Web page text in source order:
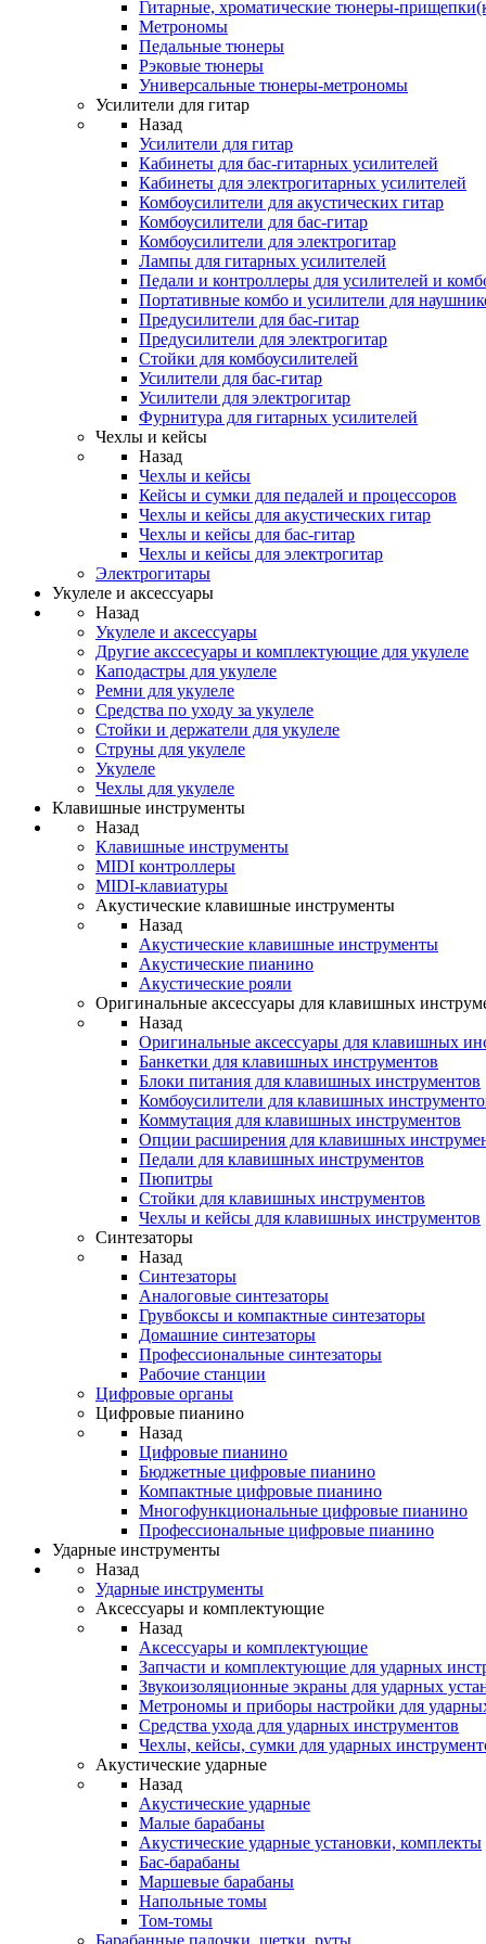
Гитарные, хроматические тюнеры-
Метрономы
Педальные тюнеры
Рэковые тюнеры
Универсальные тюнеры-метрономы
Усилители для гитар
Назад
Усилители для гитар
Кабинеты для бас-гитарных усилителей
Кабинеты для электрогитарных усилителей
Комбоусилители для акустических гитар
Комбоусилители для бас-гитар
Комбоусилители для электрогитар
Лампы для гитарных усилителей
Педали и контроллеры для усилителей и
Портативные комбо и усилители для
Предусилители для бас-гитар
Предусилители для электрогитар
Стойки для комбоусилителей
Усилители для бас-гитар
Усилители для электрогитар
Фурнитура для гитарных усилителей
Чехлы и кейсы
Назад
Чехлы и кейсы
Кейсы и сумки для педалей и процессоров
Чехлы и кейсы для акустических гитар
Чехлы и кейсы для бас-гитар
Чехлы и кейсы для электрогитар
Электрогитары
Укулеле и аксессуары
Назад
Укулеле и аксессуары
Другие акссесуары и комплектующие для укулеле
Каподастры для укулеле
Ремни для укулеле
Средства по уходу за укулеле
Стойки и держатели для укулеле
Струны для укулеле
Укулеле
Чехлы для укулеле
Клавишные инструменты
Назад
Клавишные инструменты
MIDI контроллеры
MIDI-клавиатуры
Акустические клавишные инструменты
Назад
Акустические клавишные инструменты
Акустические пианино
Акустические рояли
Оригинальные аксессуары для клавишных
Назад
Оригинальные аксессуары для клавишных
Банкетки для клавишных инструментов
Блоки питания для клавишных инструментов
Комбоусилители для клавишных
Коммутация для клавишных инструментов
Опции расширения для клавишных
Педали для клавишных инструментов
Пюпитры
Стойки для клавишных инструментов
Чехлы и кейсы для клавишных инструментов
Синтезаторы
Назад
Синтезаторы
Аналоговые синтезаторы
Грувбоксы и компактные синтезаторы
Домашние синтезаторы
Профессиональные синтезаторы
Рабочие станции
Цифровые органы
Цифровые пианино
Назад
Цифровые пианино
Бюджетные цифровые пианино
Компактные цифровые пианино
Многофункциональные цифровые пианино
Профессиональные цифровые пианино
Ударные инструменты
Назад
Ударные инструменты
Аксессуары и комплектующие
Назад
Аксессуары и комплектующие
Запчасти и комплектующие для ударных
Звукоизоляционные экраны для ударных
Метрономы и приборы настройки для
Средства ухода для ударных инструментов
Чехлы, кейсы, сумки для ударных
Акустические ударные
Назад
Акустические ударные
Mалые барабаны
Акустические ударные установки, комплекты
Бас-барабаны
Маршевые барабаны
Напольные томы
Том-томы
Барабанные палочки, щетки, руты